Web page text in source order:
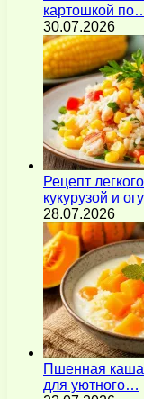
картошкой
30.07.2026
Рецепт
кукурузой и
28.07.2026
Пшенная каша
для уютного…